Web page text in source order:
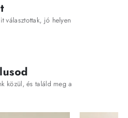
választottak, jó helyen
közül, és találd meg a